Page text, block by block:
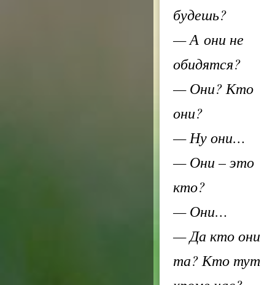
будешь?
— А они не
обидятся?
— Они? Кто
они?
— Ну они…
— Они – это
кто?
— Они…
— Да кто они
та? Кто тут